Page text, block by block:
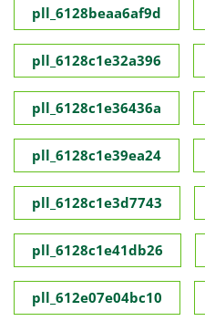
pll_6128beaa6af9d
pll_6128c1e32a396
pll_6128c1e36436a
pll_6128c1e39ea24
pll_6128c1e3d7743
pll_6128c1e41db26
pll_612e07e04bc10